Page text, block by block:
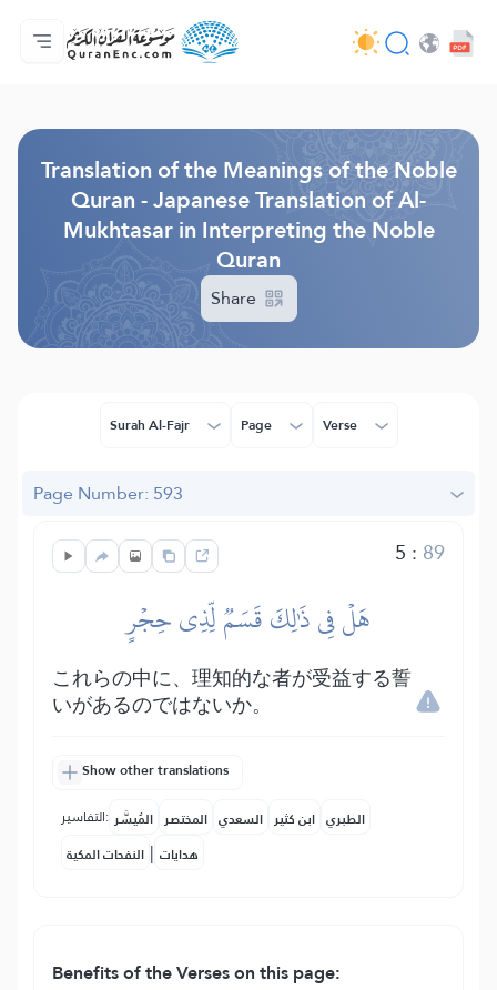
Home
Index of Translations
Audio
Developers' Services - API
About
Contact Us
Language
Translation of the Meanings of the Noble
Quran - Japanese Translation of Al-
Mukhtasar in Interpreting the Noble
Quran
Share
Surah Al-Fajr Page Verse
Page Number: 593
5 : 89
هَلۡ فِي ذَٰلِكَ قَسَمٞ لِّذِي حِجۡرٍ
これらの中に、理知的な者が受益する誓
いがあるのではないか。
Show other translations
التفاسير: المُيسَّر المختصر السعدي ابن كثير الطبري
النفحات المكية | هدايات
Benefits of the Verses on this page: